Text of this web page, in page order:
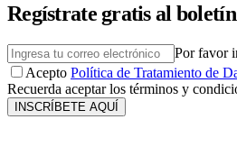
Regístrate gratis al
Por favor
Acepto Política de Tratamiento de
Recuerda aceptar los términos y
INSCRÍBETE AQUÍ